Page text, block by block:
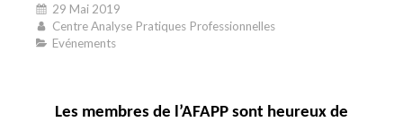
29 Mai 2019
Centre Analyse Pratiques Professionnelles
Evénements
Les membres de l’AFAPP sont heureux de